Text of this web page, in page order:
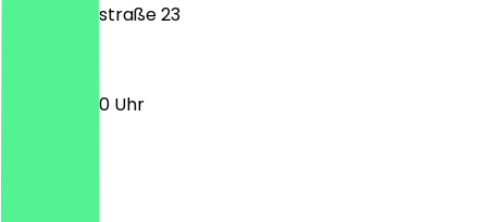
Gertrudenstraße 23
10:00 - 18:00 Uhr